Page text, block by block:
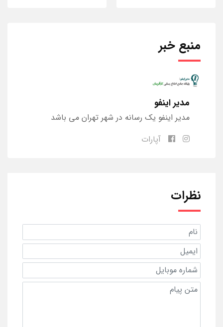
منبع خبر
مدیر اینفو
مدیر اینفو یک رسانه در شهر تهران می باشد
آپارات
نظرات